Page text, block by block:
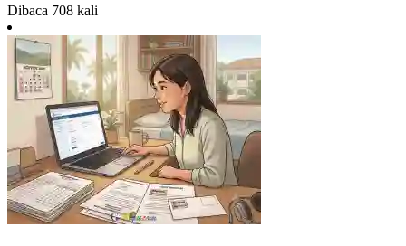
Dibaca 708 kali